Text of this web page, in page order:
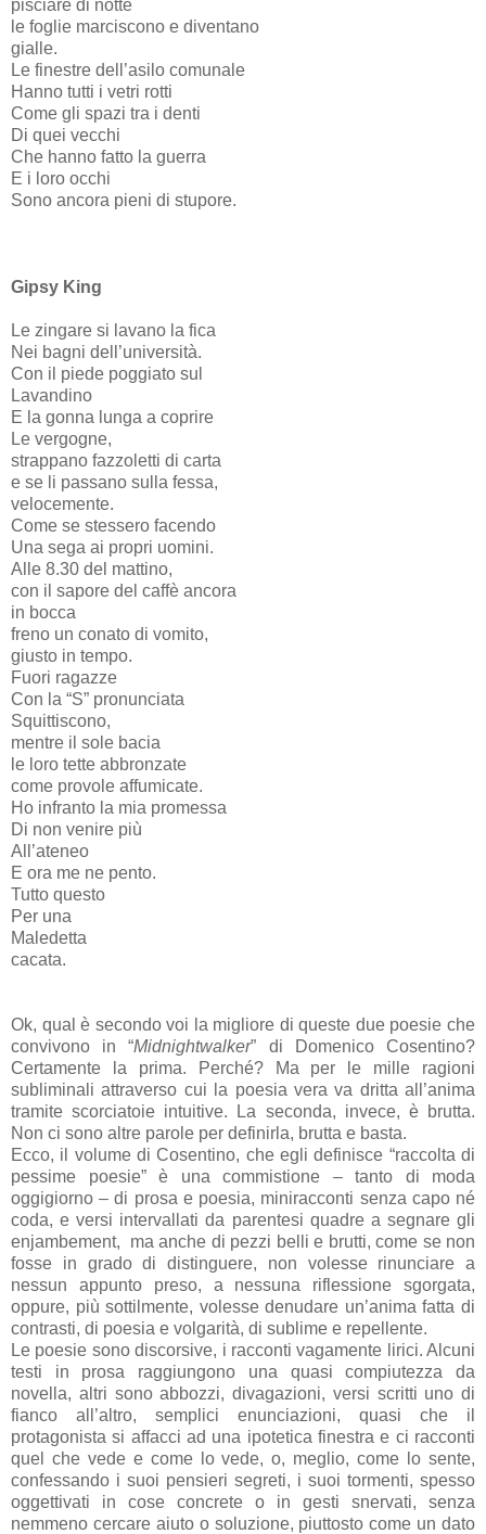
pisciare di notte
le foglie marciscono e diventano
gialle.
Le finestre dell’asilo comunale
Hanno tutti i vetri rotti
Come gli spazi tra i denti
Di quei vecchi
Che hanno fatto la guerra
E i loro occhi
Sono ancora pieni di stupore.
Gipsy King
Le zingare si lavano la fica
Nei bagni dell’università.
Con il piede poggiato sul
Lavandino
E la gonna lunga a coprire
Le vergogne,
strappano fazzoletti di carta
e se li passano sulla fessa,
velocemente.
Come se stessero facendo
Una sega ai propri uomini.
Alle 8.30 del mattino,
con il sapore del caffè ancora
in bocca
freno un conato di vomito,
giusto in tempo.
Fuori ragazze
Con la “S” pronunciata
Squittiscono,
mentre il sole bacia
le loro tette abbronzate
come provole affumicate.
Ho infranto la mia promessa
Di non venire più
All’ateneo
E ora me ne pento.
Tutto questo
Per una
Maledetta
cacata.
Ok, qual è secondo voi la migliore di queste due poesie che
convivono in “Midnightwalker” di Domenico Cosentino?
Certamente la prima. Perché? Ma per le mille ragioni
subliminali attraverso cui la poesia vera va dritta all’anima
tramite scorciatoie intuitive. La seconda, invece, è brutta.
Non ci sono altre parole per definirla, brutta e basta.
Ecco, il volume di Cosentino, che egli definisce “raccolta di
pessime poesie” è una commistione – tanto di moda
oggigiorno – di prosa e poesia, miniracconti senza capo né
coda, e versi intervallati da parentesi quadre a segnare gli
enjambement, ma anche di pezzi belli e brutti, come se non
fosse in grado di distinguere, non volesse rinunciare a
nessun appunto preso, a nessuna riflessione sgorgata,
oppure, più sottilmente, volesse denudare un’anima fatta di
contrasti, di poesia e volgarità, di sublime e repellente.
Le poesie sono discorsive, i racconti vagamente lirici. Alcuni
testi in prosa raggiungono una quasi compiutezza da
novella, altri sono abbozzi, divagazioni, versi scritti uno di
fianco all’altro, semplici enunciazioni, quasi che il
protagonista si affacci ad una ipotetica finestra e ci racconti
quel che vede e come lo vede, o, meglio, come lo sente,
confessando i suoi pensieri segreti, i suoi tormenti, spesso
oggettivati in cose concrete o in gesti snervati, senza
nemmeno cercare aiuto o soluzione, piuttosto come un dato